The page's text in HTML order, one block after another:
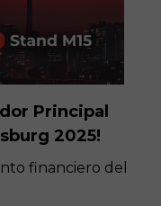
Principal
2025!
financiero del